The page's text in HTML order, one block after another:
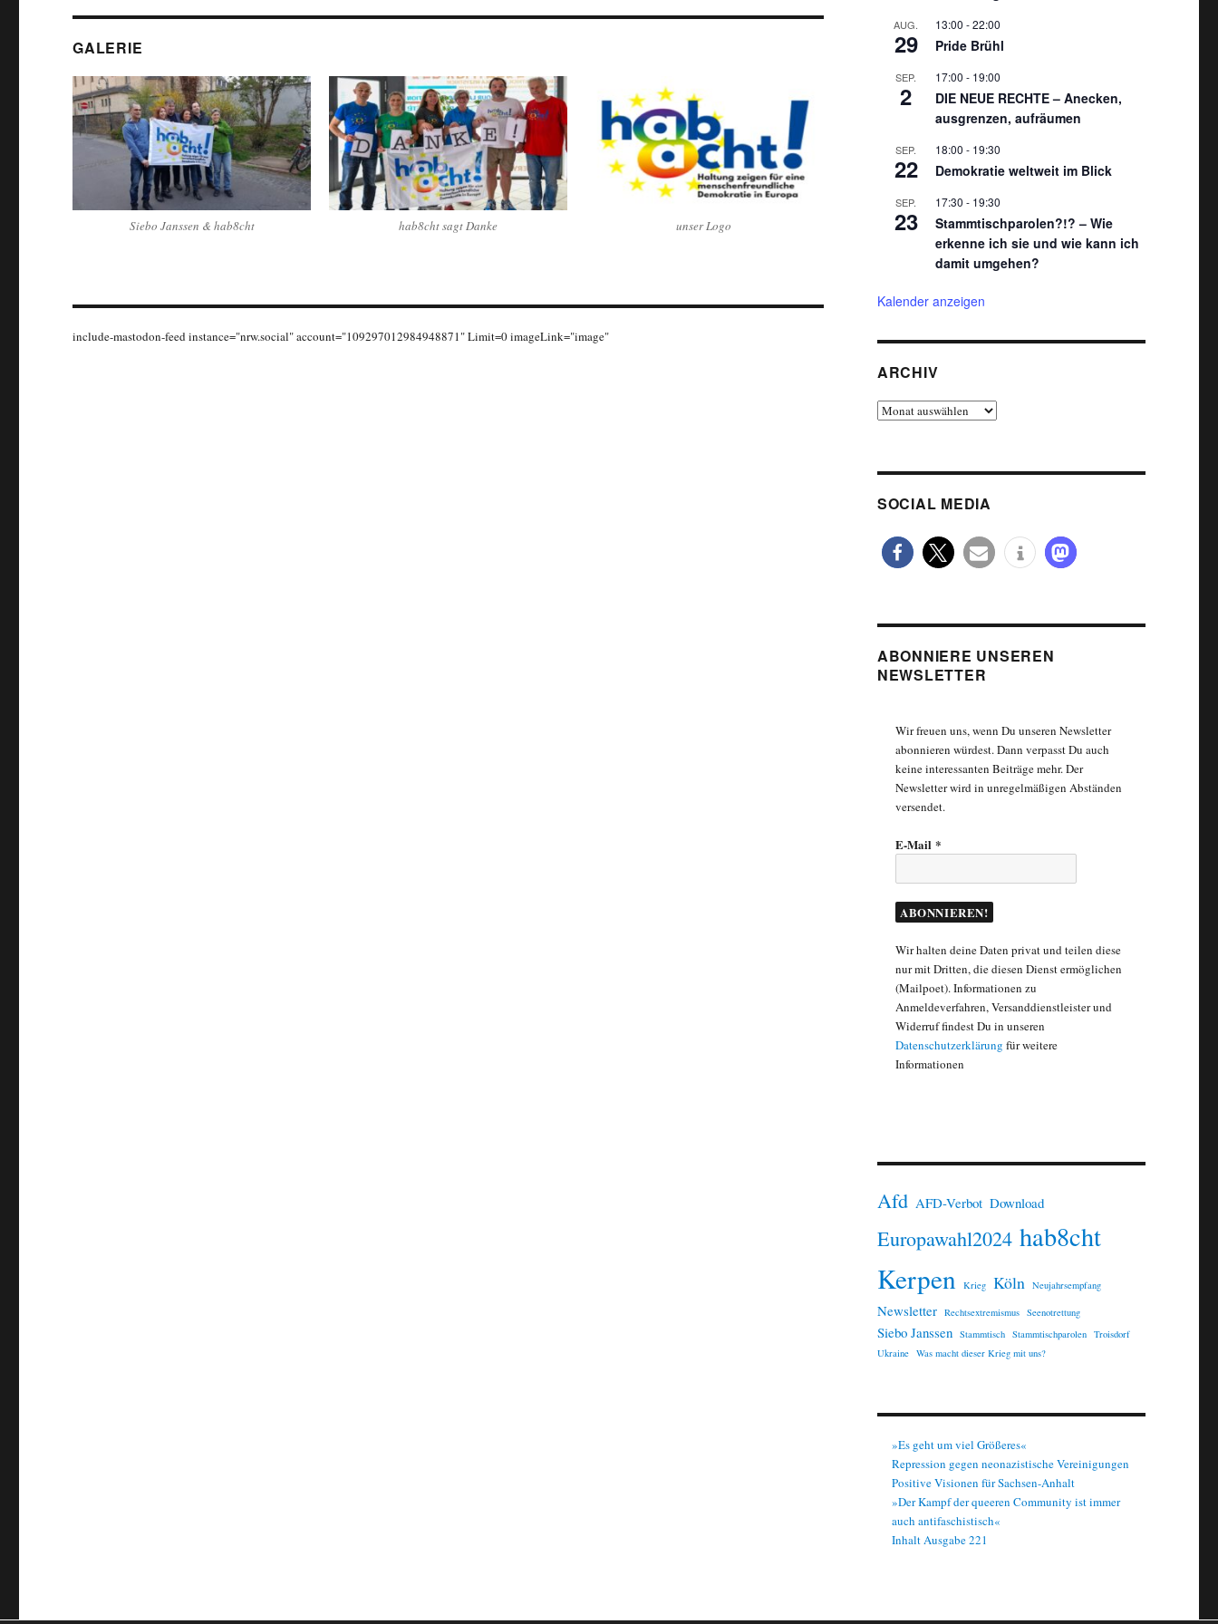
GALERIE
Siebo Janssen & hab8cht hab8cht sagt Danke unser Logo
include-mastodon-feed instance="nrw.social" account="109297012984948871" Limit=0 imageLink="image"
AUG.
29
13:00 -22:00
Pride Brühl
SEP.
2
17:00 - 19:00
DIE NEUE RECHTE – Anecken,
ausgrenzen, aufräumen
SEP.
22
18:00 - 19:30
Demokratie weltweit im Blick
SEP.
23
17:30 - 19:30
Stammtischparolen?!? – Wie
erkenne ich sie und wie kann ich
damit umgehen?
Kalender anzeigen
ARCHIV
Archiv
SOCIAL MEDIA
ABONNIERE UNSEREN
NEWSLETTER
Wir freuen uns, wenn Du unseren Newsletter
abonnieren würdest. Dann verpasst Du auch
keine interessanten Beiträge mehr. Der
Newsletter wird in unregelmäßigen Abständen
versendet.
E-Mail *
Wir halten deine Daten privat und teilen diese
nur mit Dritten, die diesen Dienst ermöglichen
(Mailpoet). Informationen zu
Anmeldeverfahren, Versanddienstleister und
Widerruf findest Du in unseren
Datenschutzerklärung für weitere
Informationen
Afd AFD-Verbot Download
Europawahl2024 hab8cht
Kerpen Krieg Köln Neujahrsempfang
Newsletter Rechtsextremismus Seenotrettung
Siebo Janssen Stammtisch Stammtischparolen Troisdorf
Ukraine Was macht dieser Krieg mit uns?
»Es geht um viel Größeres«
Repression gegen neonazistische Vereinigungen
Positive Visionen für Sachsen-Anhalt
»Der Kampf der queeren Community ist immer
auch antifaschistisch«
Inhalt Ausgabe 221